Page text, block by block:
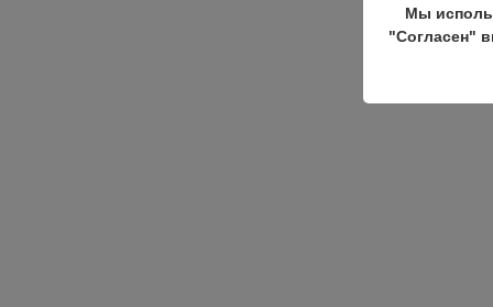
Мы
"Согласен"